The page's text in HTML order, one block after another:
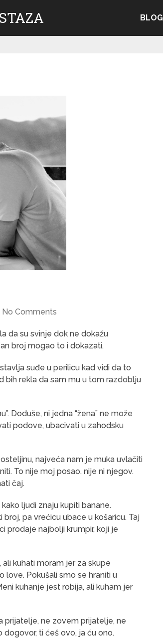
BLOG
No Comments
da su svinje dok ne dokažu
broj mogao to i dokazati.
suđe u perilicu kad vidi da to
bih rekla da sam mu u tom razdoblju
Doduše, ni jedna “žena” ne može
podove, ubacivati u zahodsku
najveća nam je muka uvlačiti
To nije moj posao, nije ni njegov.
čaj.
ljudi znaju kupiti banane.
pa vrećicu ubace u košaricu. Taj
prodaje najbolji krumpir, koji je
ali kuhati moram jer za skupe
love. Pokušali smo se hraniti u
kuhanje jest robija, ali kuham jer
prijatelje, ne zovem prijatelje, ne
dogovor, ti ćeš ovo, ja ću ono.